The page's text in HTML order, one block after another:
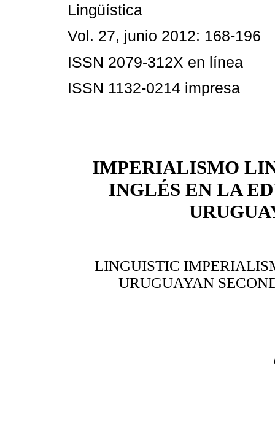
Lingüística
Vol. 27, junio 2012: 168-196
ISSN 2079-312X en línea
ISSN 1132-0214 impresa
IMPERIALISMO
INGLÉS EN LA
LINGUISTIC
URUGUAYAN